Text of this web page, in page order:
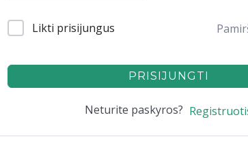
Likti prisijungus
PRISIJUNGTI
Neturite paskyros?